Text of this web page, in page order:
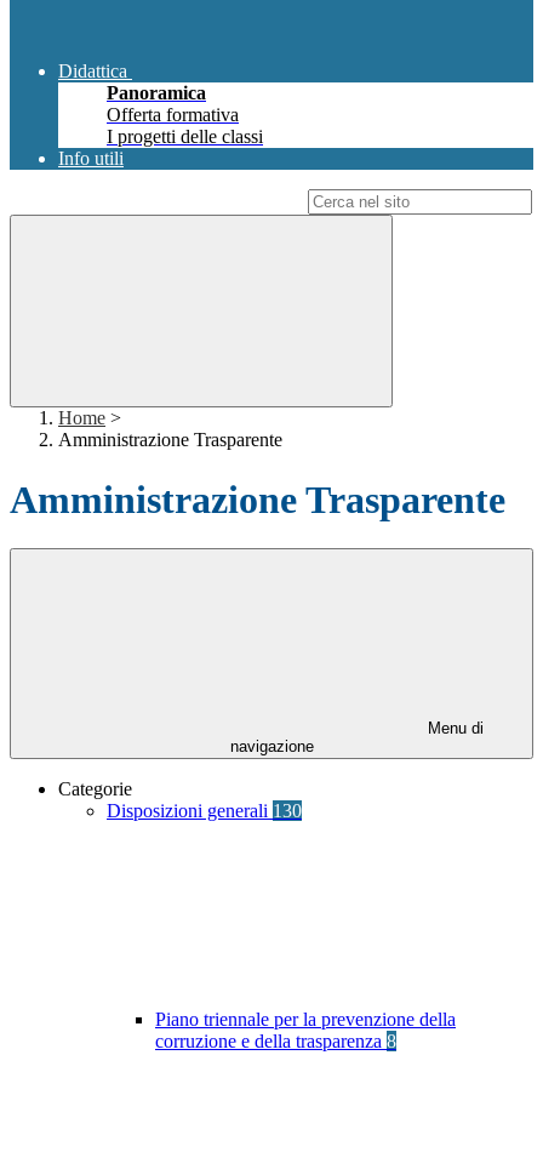
Didattica
Panoramica
Offerta formativa
I progetti delle classi
Info utili
Home >
Amministrazione Trasparente
Amministrazione Trasparente
Menu di
navigazione
Categorie
Disposizioni generali 130
Piano triennale per la prevenzione della
corruzione e della trasparenza 8